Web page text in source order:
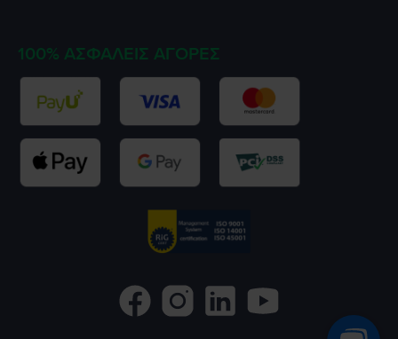
100% ΑΣΦΑΛΕΊΣ ΑΓΟΡΈΣ